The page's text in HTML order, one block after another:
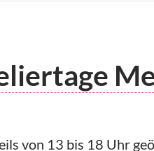
von 13 bis 18 Uhr